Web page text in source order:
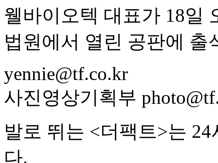
웰바이오텍 대표가 18일
법원에서 열린 공판에 출
yennie@tf.co.kr
사진영상기획부
발로 뛰는 <더팩트>는
다.